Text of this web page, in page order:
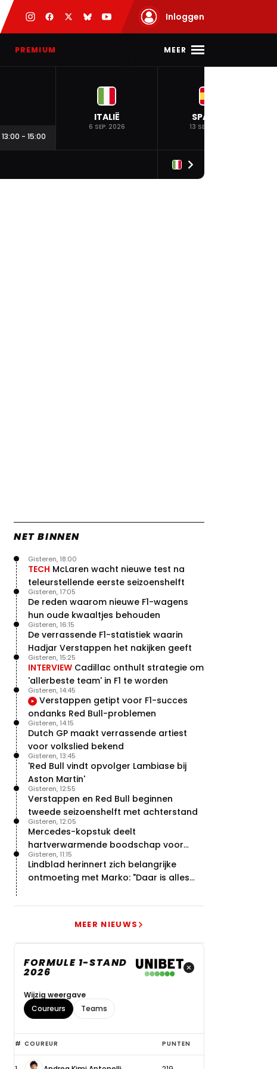
Inloggen
PREMIUM MEER
13:00 - 15:00
ITALIË
6 SEP. 2026
SPANJE
13 SEP. 2026
NET BINNEN
TECH McLaren wacht nieuwe test na
teleurstellende eerste seizoenshelft
Gisteren, 18:00
De reden waarom nieuwe F1-wagens
hun oude kwaaltjes behouden
Gisteren, 17:05
De verrassende F1-statistiek waarin
Hadjar Verstappen het nakijken geeft
Gisteren, 16:15
INTERVIEW Cadillac onthult strategie om
'allerbeste team' in F1 te worden
Gisteren, 15:25
Verstappen getipt voor F1-succes
ondanks Red Bull-problemen
Gisteren, 14:45
Dutch GP maakt verrassende artiest
voor volkslied bekend
Gisteren, 14:15
'Red Bull vindt opvolger Lambiase bij
Aston Martin'
Gisteren, 13:45
Verstappen en Red Bull beginnen
tweede seizoenshelft met achterstand
Gisteren, 12:55
Mercedes-kopstuk deelt
hartverwarmende boodschap voor
overstap naar Red Bull
Gisteren, 12:05
Lindblad herinnert zich belangrijke
ontmoeting met Marko: "Daar is alles
Gisteren, 11:15
MEER NIEUWS
FORMULE 1-STAND
2026
Wijzig weergave
Coureurs
Teams
Top
6
# COUREUR PUNTEN